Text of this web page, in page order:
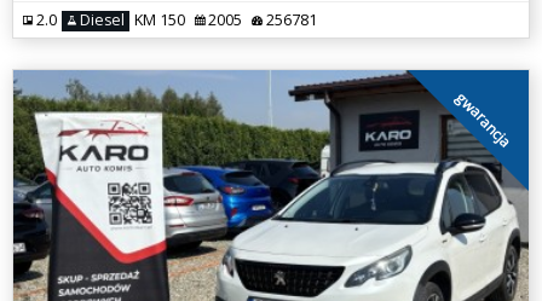
2.0 Diesel KM 150 2005 256781
gwarancja